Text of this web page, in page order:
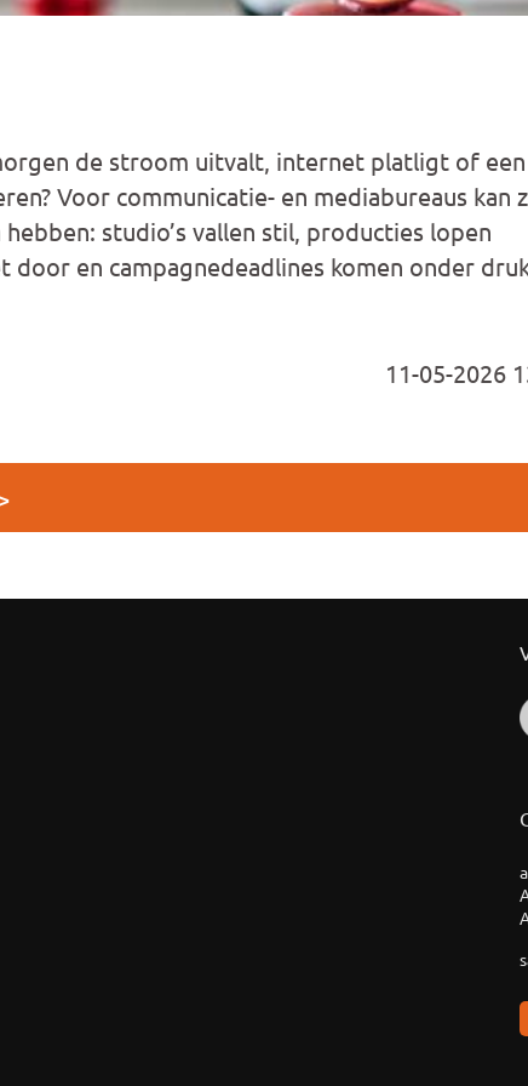
de stroom uitvalt, internet platligt of een
Voor communicatie- en mediabureaus kan
studio’s vallen stil, producties lopen
en campagnedeadlines komen onder
11-05-2026